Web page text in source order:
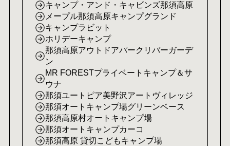
キャンプ・アンド・キャビンズ那須高原
メープル那須高原キャンプグランド
キャンプラビット
ホリデーキャンプ
那須高原アウトドアパークリバーガーデ
ン
MR FORESTプライベートキャンプ＆サ
ウナ
那須ユートピア美野沢アートヴィレッジ
那須オートキャンプ場グリーンベース
那須高原村オートキャンプ場
那須オートキャンプカーコ
那須高原 貸切こどもキャンプ場